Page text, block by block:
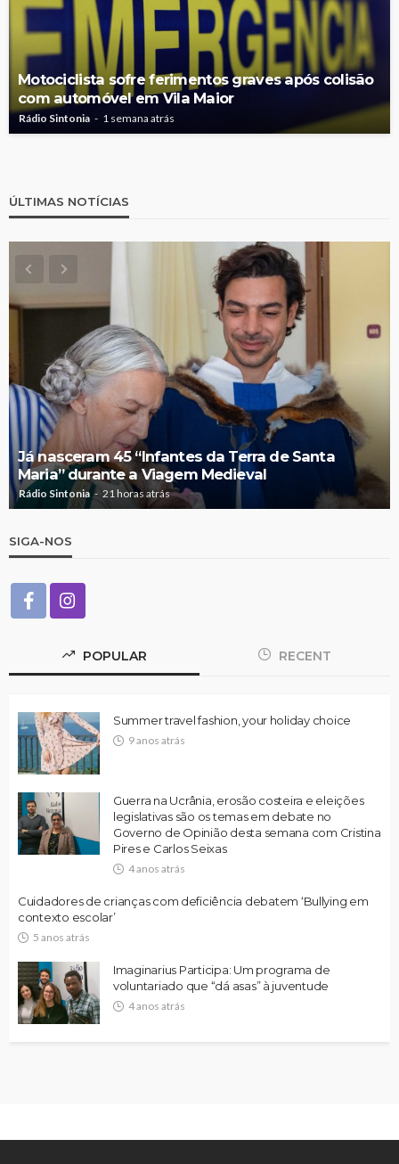
Motociclista sofre ferimentos graves após colisão
com automóvel em Vila Maior
Rádio Sintonia 1 semana atrás
ÚLTIMAS NOTÍCIAS
Já nasceram 45 “Infantes da Terra de Santa
Maria” durante a Viagem Medieval
Rádio Sintonia 21 horas atrás
SIGA-NOS
POPULAR RECENT
Summer travel fashion, your holiday choice
9 anos atrás
Guerra na Ucrânia, erosão costeira e eleições
legislativas são os temas em debate no
Governo de Opinião desta semana com Cristina
Pires e Carlos Seixas
4 anos atrás
Cuidadores de crianças com deficiência debatem ‘Bullying em
contexto escolar’
5 anos atrás
Imaginarius Participa: Um programa de
voluntariado que “dá asas” à juventude
4 anos atrás